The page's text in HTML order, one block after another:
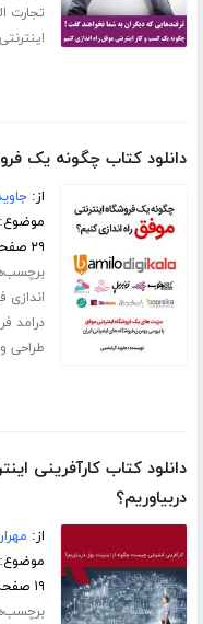
تجارت
اینترنتی
دانلود کتاب چگونه یک
از:
۲۹ صفحه
اندازی
درامد
طراحی
دانلود کتاب کارآفرینی
دربیاوریم؟
از:
۱۹ صفحه